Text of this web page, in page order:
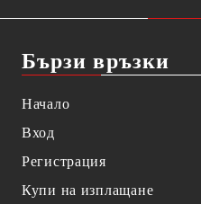
Бързи връзки
Начало
Вход
Регистрация
Купи на изплащане